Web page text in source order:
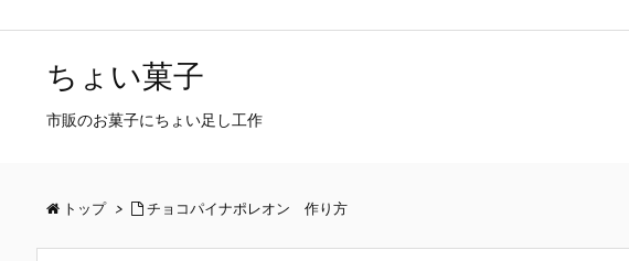
ちょい菓子
市販のお菓子にちょい足し工作
トップ > チョコパイナポレオン 作り方